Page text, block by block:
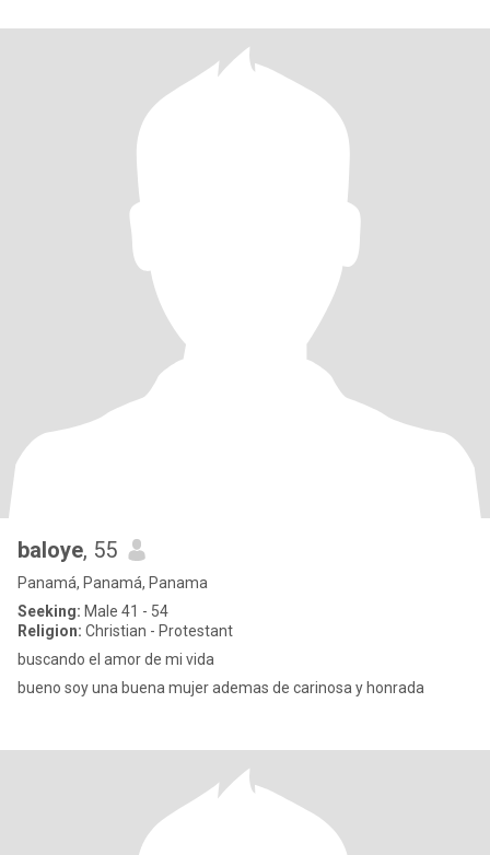
baloye, 55
Panamá, Panamá, Panama
Seeking: Male 41 - 54
Religion: Christian - Protestant
buscando el amor de mi vida
bueno soy una buena mujer ademas de carinosa y honrada